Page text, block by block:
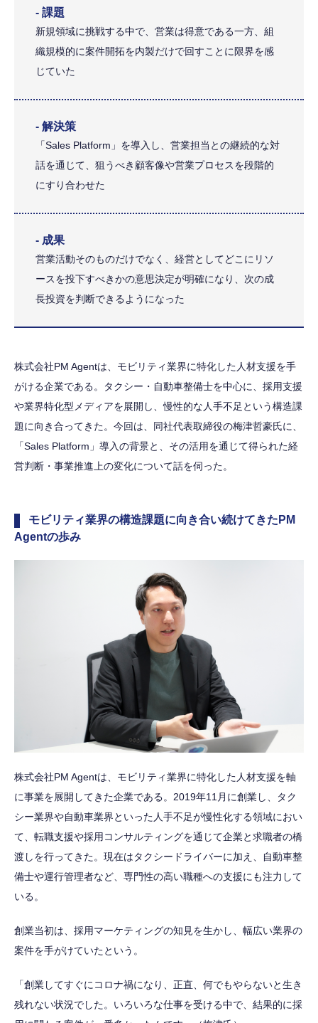
- 課題
新規領域に挑戦する中で、営業は得意である一方、組
織規模的に案件開拓を内製だけで回すことに限界を感
じていた
- 解決策
「Sales Platform」を導入し、営業担当との継続的な対
話を通じて、狙うべき顧客像や営業プロセスを段階的
にすり合わせた
- 成果
営業活動そのものだけでなく、経営としてどこにリソ
ースを投下すべきかの意思決定が明確になり、次の成
長投資を判断できるようになった
株式会社PM Agentは、モビリティ業界に特化した人材支援を手
がける企業である。タクシー・自動車整備士を中心に、採用支援
や業界特化型メディアを展開し、慢性的な人手不足という構造課
題に向き合ってきた。今回は、同社代表取締役の梅津哲豪氏に、
「Sales Platform」導入の背景と、その活用を通じて得られた経
営判断・事業推進上の変化について話を伺った。
モビリティ業界の構造課題に向き合い続けてきたPM
Agentの歩み
株式会社PM Agentは、モビリティ業界に特化した人材支援を軸
に事業を展開してきた企業である。2019年11月に創業し、タク
シー業界や自動車業界といった人手不足が慢性化する領域におい
て、転職支援や採用コンサルティングを通じて企業と求職者の橋
渡しを行ってきた。現在はタクシードライバーに加え、自動車整
備士や運行管理者など、専門性の高い職種への支援にも注力して
いる。
創業当初は、採用マーケティングの知見を生かし、幅広い業界の
案件を手がけていたという。
「創業してすぐにコロナ禍になり、正直、何でもやらないと生き
残れない状況でした。いろいろな仕事を受ける中で、結果的に採